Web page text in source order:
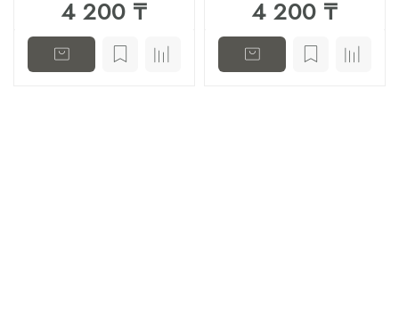
4 200 ₸ 4 200 ₸